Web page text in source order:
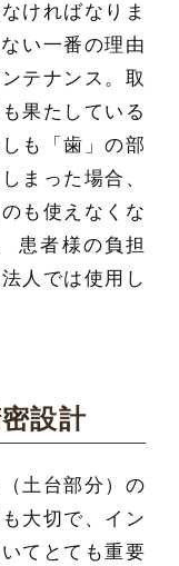
ければなりま
い一番の理由
テナンス。取
果たしている
も「歯」の部
まった場合、
も使えなくな
患者様の負担
人では使用し
設計
土台部分）の
大切で、イン
てとても重要